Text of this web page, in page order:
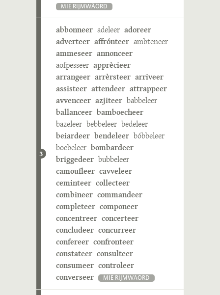
MIE RIJMWÄÖRD
3
abbonneer adeleer adoreer
adverteer affrónteer ambteneer
ammeseer annonceer
aofpesseer apprècieer
arrangeer arrèrsteer arriveer
assisteer attendeer attrappeer
avvenceer azjiteer babbeleer
ballanceer bamboecheer
bazeleer bebbeleer bedeleer
beiardeer bendeleer bóbbeleer
boebeleer bombardeer
briggedeer bubbeleer
camoufleer cavveleer
ceminteer collecteer
combineer commandeer
completeer componeer
concentreer concerteer
concludeer concurreer
confereer confronteer
constateer consulteer
consumeer controleer
converseer
MIE RIJMWÄÖRD